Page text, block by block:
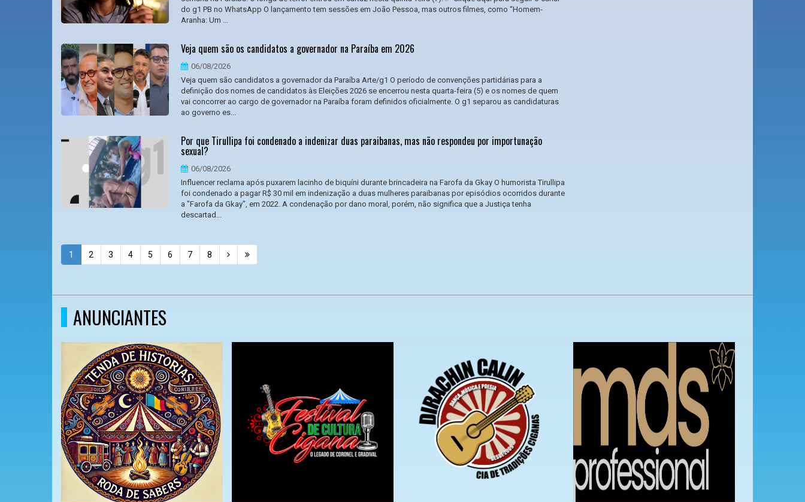
do g1 PB no WhatsApp O lançamento tem sessões em João Pessoa, mas outros filmes, como “Homem-
Aranha: Um ...
Veja quem são os candidatos a governador na Paraíba em 2026
06/08/2026
Veja quem são candidatos a governador da Paraíba Arte/g1 O período de convenções partidárias para a
definição dos nomes de candidatos às Eleições 2026 se encerrou nesta quarta-feira (5) e os nomes de quem
vai concorrer ao cargo de governador na Paraíba foram definidos oficialmente. O g1 separou as candidaturas
ao governo es...
Por que Tirullipa foi condenado a indenizar duas paraibanas, mas não respondeu por importunação
sexual?
06/08/2026
Influencer reclama após puxarem lacinho de biquíni durante brincadeira na Farofa da Gkay O humorista Tirullipa
foi condenado a pagar R$ 30 mil em indenização a duas mulheres paraibanas por episódios ocorridos durante
a "Farofa da Gkay", em 2022. A condenação por dano moral, porém, não significa que a Justiça tenha
descartad...
1 2 3 4 5 6 7 8
ANUNCIANTES